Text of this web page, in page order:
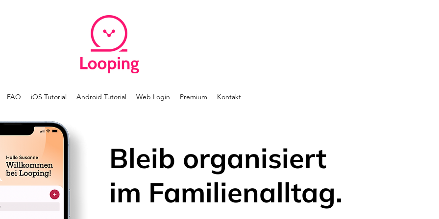
FAQ iOS Tutorial Android Tutorial Web Login Premium Kontakt
Bleib organisiert
im Familienalltag.